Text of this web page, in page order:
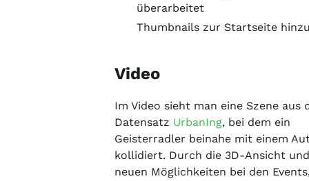
überarbeitet
Thumbnails zur Startseite
Video
Im Video sieht man eine Szene aus
Datensatz UrbanIng, bei dem ein
Geisterradler beinahe mit einem
kollidiert. Durch die 3D-Ansicht
neuen Möglichkeiten bei den